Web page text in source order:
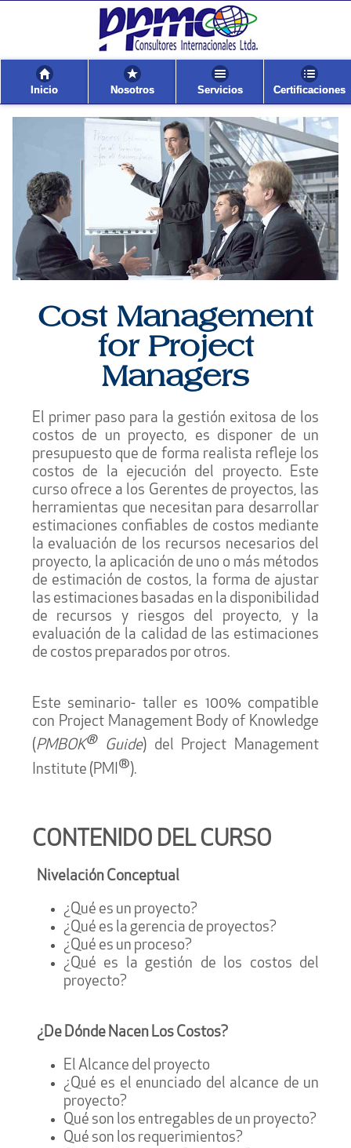
Inicio Nosotros Servicios Certificaciones
Cost Management
for Project
Managers
El primer paso para la gestión exitosa de los
costos de un proyecto, es disponer de un
presupuesto que de forma realista refleje los
costos de la ejecución del proyecto. Este
curso ofrece a los Gerentes de proyectos, las
herramientas que necesitan para desarrollar
estimaciones confiables de costos mediante
la evaluación de los recursos necesarios del
proyecto, la aplicación de uno o más métodos
de estimación de costos, la forma de ajustar
las estimaciones basadas en la disponibilidad
de recursos y riesgos del proyecto, y la
evaluación de la calidad de las estimaciones
de costos preparados por otros.
Este seminario- taller es 100% compatible
con Project Management Body of Knowledge
(PMBOK®Guide) del Project Management
Institute (PMI®).
CONTENIDO DEL CURSO
Nivelación Conceptual
¿Qué es un proyecto?
¿Qué es la gerencia de proyectos?
¿Qué es un proceso?
¿Qué es la gestión de los costos del
proyecto?
¿De Dónde Nacen Los Costos?
El Alcance del proyecto
¿Qué es el enunciado del alcance de un
proyecto?
Qué son los entregables de un proyecto?
Qué son los requerimientos?